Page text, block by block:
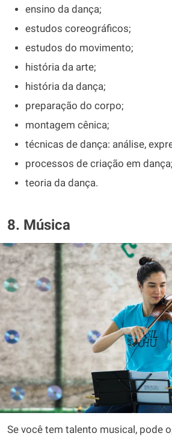
ensino da dança;
estudos coreográficos;
estudos do movimento;
história da arte;
história da dança;
preparação do corpo;
montagem cênica;
técnicas de dança: análise,
processos de criação em dança;
teoria da dança.
8. Música
Se você tem talento musical, pode